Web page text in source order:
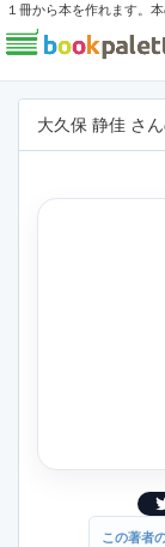
１冊から本を作れます。
大久保 静佳 さ
この著者